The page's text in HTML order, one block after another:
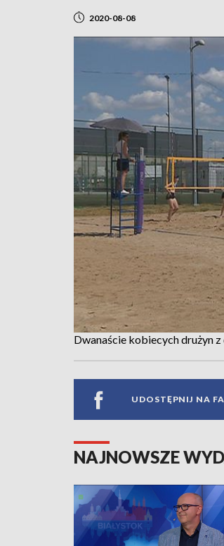
2020-08-08
Dwanaście kobiecych drużyn
UDOSTĘPNIJ NA
NAJNOWSZE